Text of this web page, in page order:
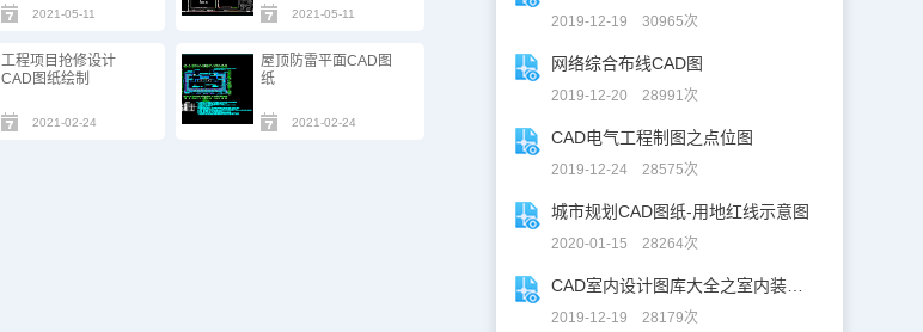
2021-05-11 2021-05-11
工程项目抢修设计
CAD图纸绘制
2021-02-24
屋顶防雷平面CAD图
纸
2021-02-24
2019-12-19 30965次
网络综合布线CAD图
2019-12-20 28991次
CAD电气工程制图之点位图
2019-12-24 28575次
城市规划CAD图纸-用地红线示意图
2020-01-15 28264次
2019-12-19 28179次